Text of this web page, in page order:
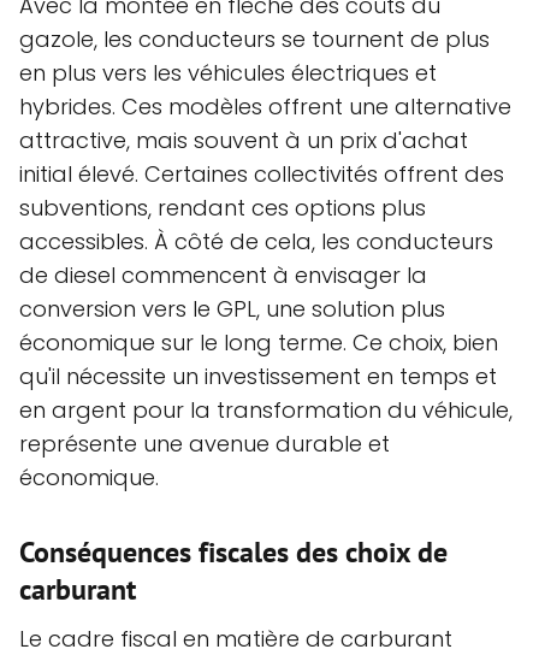
gazole, les conducteurs se tournent de plus
en plus vers les véhicules électriques et
hybrides. Ces modèles offrent une alternative
attractive, mais souvent à un prix d'achat
initial élevé. Certaines collectivités offrent des
subventions, rendant ces options plus
accessibles. À côté de cela, les conducteurs
de diesel commencent à envisager la
conversion vers le GPL, une solution plus
économique sur le long terme. Ce choix, bien
qu'il nécessite un investissement en temps et
en argent pour la transformation du véhicule,
représente une avenue durable et
économique.
Conséquences fiscales des choix de
carburant
Le cadre fiscal en matière de carburant